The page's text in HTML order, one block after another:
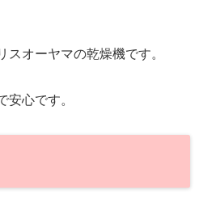
オーヤマの乾燥機です。
安心です。